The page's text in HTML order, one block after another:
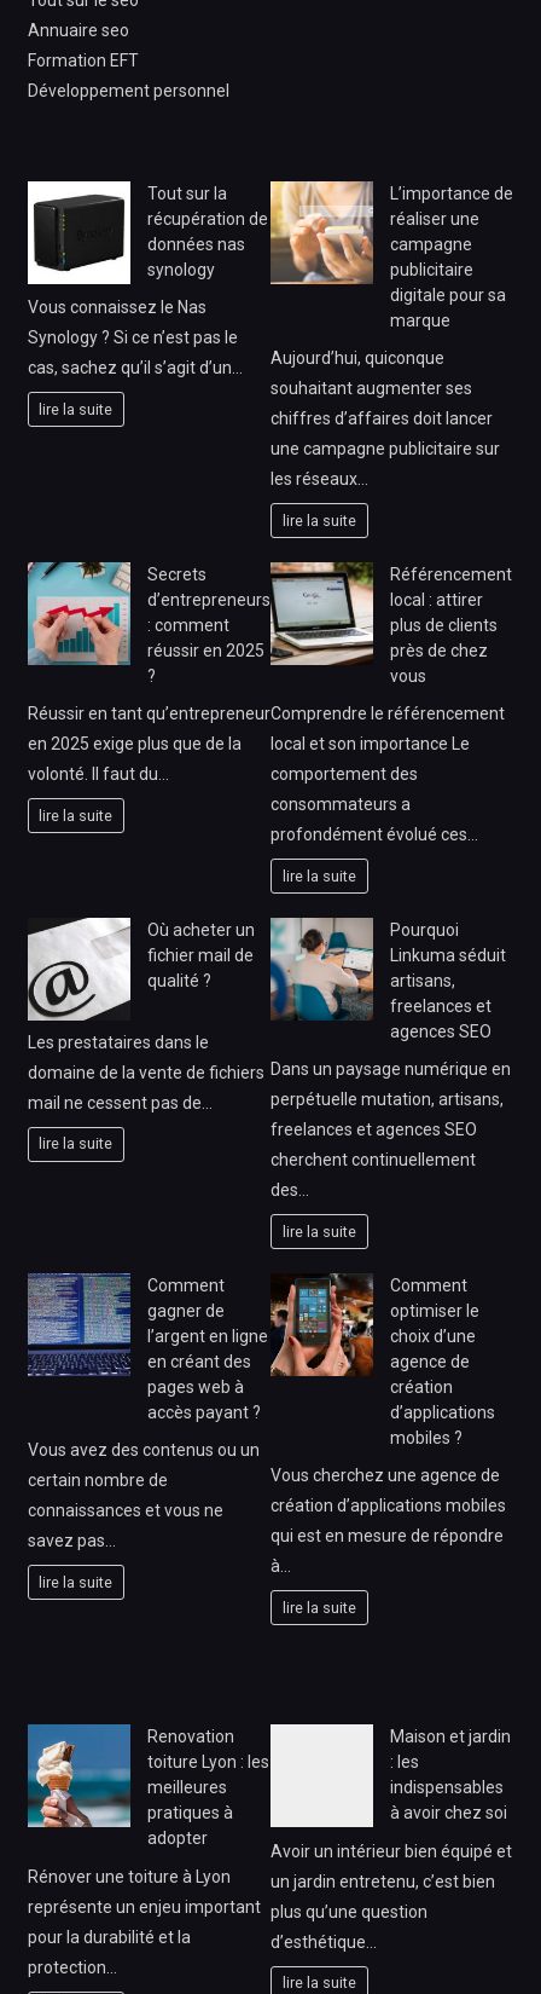
Annuaire seo
Formation EFT
Développement personnel
Tout sur la
récupération de
données nas
synology
Vous connaissez le Nas
Synology ? Si ce n’est pas le
cas, sachez qu’il s’agit d’un…
lire la suite
L’importance de
réaliser une
campagne
publicitaire
digitale pour sa
marque
Aujourd’hui, quiconque
souhaitant augmenter ses
chiffres d’affaires doit lancer
une campagne publicitaire sur
les réseaux…
lire la suite
Secrets
d’entrepreneurs
: comment
réussir en 2025
?
Réussir en tant qu’entrepreneur
en 2025 exige plus que de la
volonté. Il faut du…
lire la suite
Référencement
local : attirer
plus de clients
près de chez
vous
Comprendre le référencement
local et son importance Le
comportement des
consommateurs a
profondément évolué ces…
lire la suite
Où acheter un
fichier mail de
qualité ?
Les prestataires dans le
domaine de la vente de fichiers
mail ne cessent pas de…
lire la suite
Pourquoi
Linkuma séduit
artisans,
freelances et
agences SEO
Dans un paysage numérique en
perpétuelle mutation, artisans,
freelances et agences SEO
cherchent continuellement
des…
lire la suite
Comment
gagner de
l’argent en ligne
en créant des
pages web à
accès payant ?
Vous avez des contenus ou un
certain nombre de
connaissances et vous ne
savez pas…
lire la suite
Comment
optimiser le
choix d’une
agence de
création
d’applications
mobiles ?
Vous cherchez une agence de
création d’applications mobiles
qui est en mesure de répondre
à…
lire la suite
Renovation
toiture Lyon : les
meilleures
pratiques à
adopter
Rénover une toiture à Lyon
représente un enjeu important
pour la durabilité et la
protection…
Maison et jardin
: les
indispensables
à avoir chez soi
Avoir un intérieur bien équipé et
un jardin entretenu, c’est bien
plus qu’une question
d’esthétique…
lire la suite